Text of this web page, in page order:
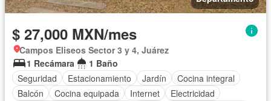
$ 27,000 MXN/mes
Campos Eliseos Sector 3 y 4, Juárez
1 Recámara
1 Baño
Seguridad
Estacionamiento Jardín
Cocina integral
Balcón
Cocina equipada Internet
Electricidad